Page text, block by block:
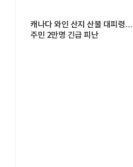
캐나다 와인 산지 산불 대피령…
주민 2만명 긴급 피난